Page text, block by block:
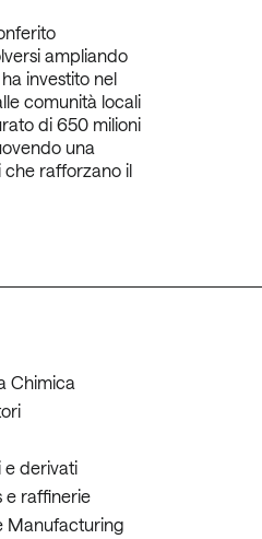
ampliando
investito nel
comunità locali
di 650 milioni
una
che rafforzano il
Chimica
e derivati
e raffinerie
Manufacturing